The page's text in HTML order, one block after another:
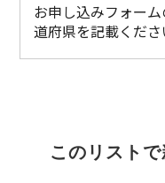
お申し込みフォー
道府県を記載くださ
このリスト